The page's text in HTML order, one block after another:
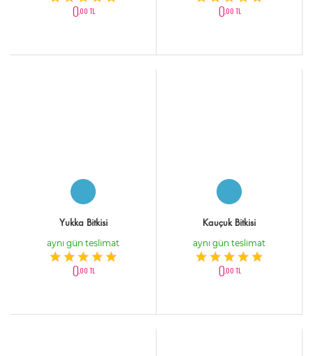
0,00 TL 0,00 TL
Yukka Bitkisi
aynı gün teslimat
0,00 TL
Kauçuk Bitkisi
aynı gün teslimat
0,00 TL